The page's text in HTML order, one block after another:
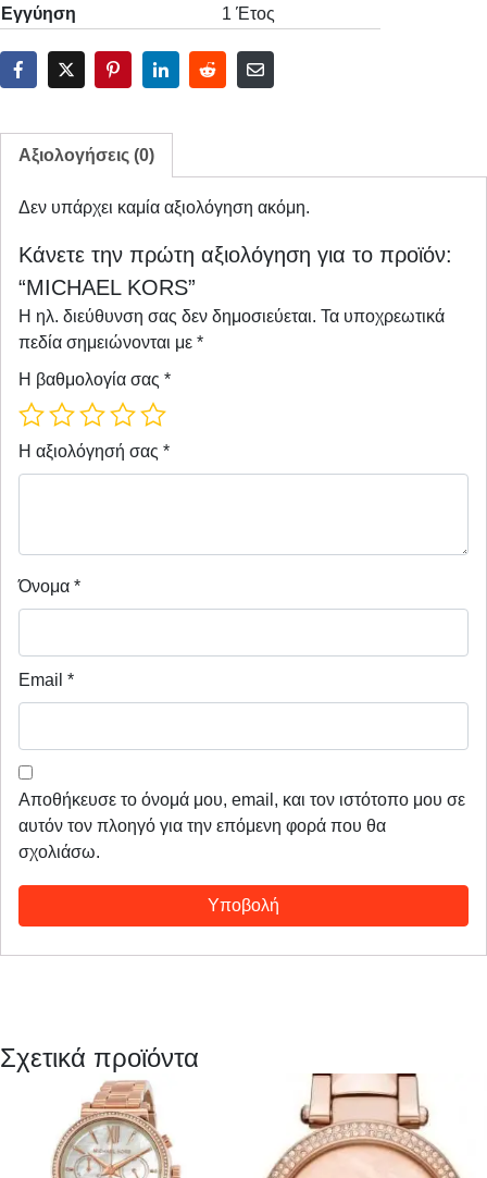
Εγγύηση 1 Έτος
Αξιολογήσεις (0)
Δεν υπάρχει καμία αξιολόγηση ακόμη.
Κάνετε την πρώτη αξιολόγηση για το προϊόν:
“MICHAEL KORS”
Η ηλ. διεύθυνση σας δεν δημοσιεύεται. Τα υποχρεωτικά
πεδία σημειώνονται με *
Η βαθμολογία σας *
Η αξιολόγησή σας *
Όνομα *
Email *
Αποθήκευσε το όνομά μου, email, και τον ιστότοπο μου σε
αυτόν τον πλοηγό για την επόμενη φορά που θα
σχολιάσω.
Σχετικά προϊόντα